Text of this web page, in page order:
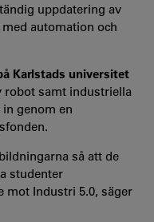
uppdatering av
automation och
Karlstads universitet
robot samt industriella
genom en
så att de
studenter
mot Industri 5.0, säger